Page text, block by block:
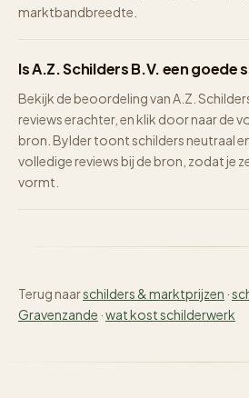
marktbandbreedte.
Is A.Z. Schilders B.V. een goede
Bekijk de beoordeling van A.Z.
reviews erachter, en klik door naar de
bron. Bylder toont schilders neutraal
volledige reviews bij de bron, zodat je
vormt.
Terug naarschilders & marktprijzen ·
Gravenzande ·wat kost schilderwerk